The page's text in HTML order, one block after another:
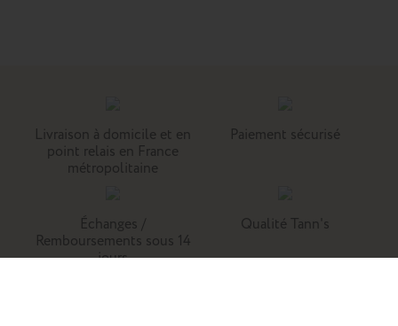
Livraison à domicile et en
point relais en France
métropolitaine
Paiement sécurisé
Échanges /
Remboursements sous 14
jours
Qualité Tann's